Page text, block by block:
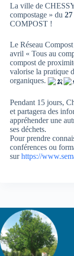
La ville de
compostage » du
COMPOST !
Le Réseau
avril « Tous au
compost de
valorise la pratique
organiques.
Pendant 15 jours,
et partagera des
appréhender une
ses déchets.
Pour prendre
conférences ou
surhttps://